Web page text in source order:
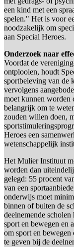
een kind met een
spelen." Het is voor
noodzakelijk om
aan Special Heroes.
Onderzoek naar
Voordat de
ontplooien, houdt
sportbeleving van de
vervolgens
moet kunnen worden
belangrijk om te
zouden willen doen,
Heroes een
wetenschappelijk
Het Mulier Instituut
worden dan
gelegd: 55 procent
van een
onderwijs moet
binnen of buiten de
deelnemende
sport en bewegen en
om sport en bewegen
te geven bij de